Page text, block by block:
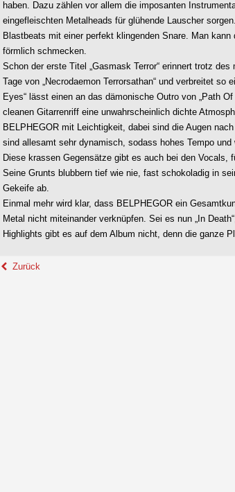
haben. Dazu zählen vor allem die imposanten
eingefleischten Metalheads für glühende Lauscher
Blastbeats mit einer perfekt klingenden Snare. Man
förmlich schmecken.
Schon der erste Titel „Gasmask Terror“ erinnert trotz
Tage von „Necrodaemon Terrorsathan“ und verbreitet
Eyes“ lässt einen an das dämonische Outro von „Path
cleanen Gitarrenriff eine unwahrscheinlich dichte
BELPHEGOR mit Leichtigkeit, dabei sind die Augen
sind allesamt sehr dynamisch, sodass hohes Tempo
Diese krassen Gegensätze gibt es auch bei den Vocals,
Seine Grunts blubbern tief wie nie, fast schokoladig in
Gekeife ab.
Einmal mehr wird klar, dass BELPHEGOR ein
Metal nicht miteinander verknüpfen. Sei es nun „In
Highlights gibt es auf dem Album nicht, denn die ganze
Zurück